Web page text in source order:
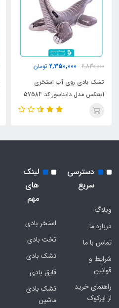
2,830,000
2,350,000 تومان
تشک بادی روی آب استخری
اینتکس مدل دایناسور کد 57584
دسترسی
سریع
وبلاگ
درباره ما
تماس با ما
شرایط و
قوانین
راهنمای خرید
از ایرکوک
لینک
های
مهم
استخر بادی
تخت بادی
تشک بادی
قایق بادی
تشک بادی
ماشین